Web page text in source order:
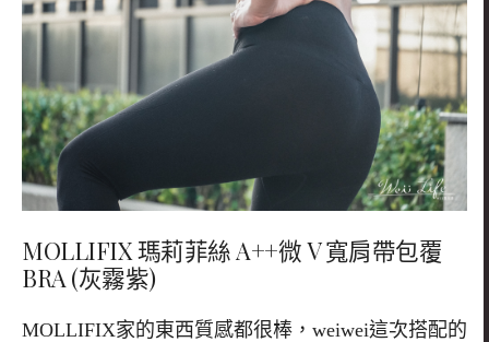
MOLLIFIX 瑪莉菲絲 A++微 V 寬肩帶包覆
BRA (灰霧紫)
MOLLIFIX家的東西質感都很棒，weiwei這次搭配的